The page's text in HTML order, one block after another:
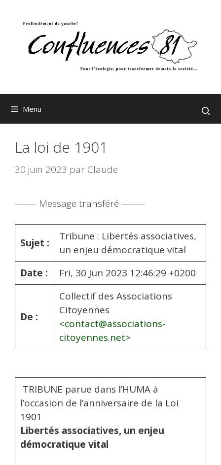
Menu
La loi de 1901
30 juin 2023 par Claude
——- Message transféré ——–
Sujet :
Tribune : Libertés associatives,
un enjeu démocratique vital
Date :
Fri, 30 Jun 2023 12:46:29 +0200
De :
Collectif des Associations
Citoyennes
<contact@associations-
citoyennes.net>
TRIBUNE parue dans l’HUMA à
l’occasion de l’anniversaire de la Loi
1901
Libertés associatives, un enjeu
démocratique vital